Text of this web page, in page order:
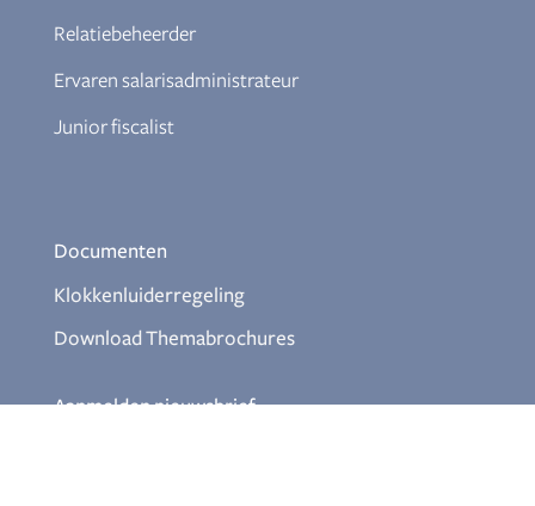
Relatiebeheerder
Ervaren salarisadministrateur
Junior fiscalist
Documenten
Klokkenluiderregeling
Download Themabrochures
Aanmelden nieuwsbrief